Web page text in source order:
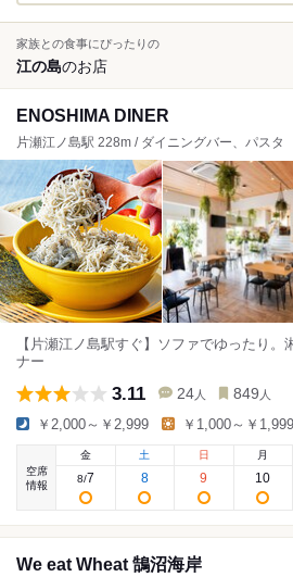
家族との食事にぴったりの
江の島のお店
ENOSHIMA DINER
片瀬江ノ島駅 228m / ダイニングバー、パスタ
【片瀬江ノ島駅すぐ】ソファでゆったり。
ナー
3.11 24 人 849 人
￥2,000～￥2,999 ￥1,000～￥1,999
空席
情報
金
8/7
土
8
日
9
月
10
We eat Wheat 鵠沼海岸